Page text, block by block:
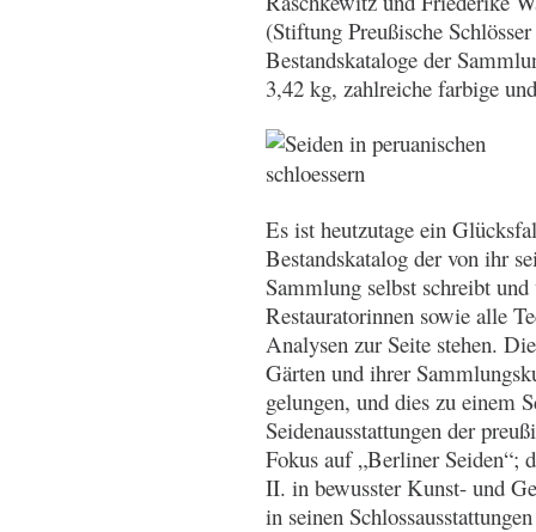
(Stiftung Preußische
Bestandskataloge der
3,42 kg, zahlreiche farbige
Es ist heutzutage ein
Bestandskatalog der von ihr
Sammlung selbst schreibt
Restauratorinnen sowie alle
Analysen zur Seite stehen.
Gärten und ihrer
gelungen, und dies zu einem
Seidenausstattungen der
Fokus auf „Berliner Seiden“;
II. in bewusster Kunst- und
in seinen